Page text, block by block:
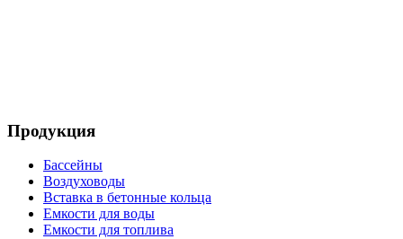
Продукция
Бассейны
Воздуховоды
Вставка в бетонные кольца
Емкости для воды
Емкости для топлива